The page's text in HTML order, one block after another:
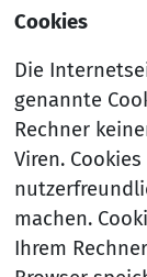
Cookies
Die
genannte
Rechner
Viren.
machen.
Ihrem